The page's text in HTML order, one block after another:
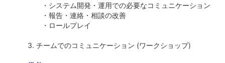
・システム開発・運用での必要なコミュニケーション
・報告・連絡・相談の改善
・ロールプレイ
3. チームでのコミュニケーション (ワークショップ)